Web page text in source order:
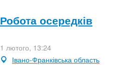
Робота осередків
1 лютого, 13:24
Івано-Франківська область